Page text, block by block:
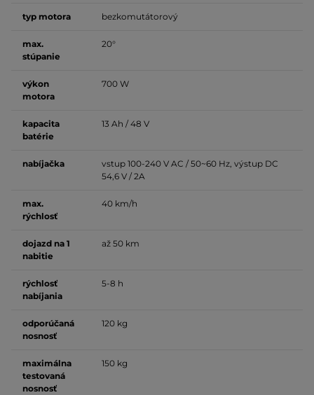
typ motora bezkomutátorový
max.
stúpanie
20°
výkon
motora
700 W
kapacita
batérie
13 Ah / 48 V
nabíjačka
vstup 100-240 V AC / 50~60 Hz, výstup DC
54,6 V / 2A
max.
rýchlosť
40 km/h
dojazd na 1
nabitie
až 50 km
rýchlosť
nabíjania
5-8 h
odporúčaná
nosnosť
120 kg
maximálna
testovaná
nosnosť
150 kg